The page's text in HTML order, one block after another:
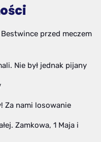
przed meczem
Nie był jednak pijany
Za nami losowanie
Zamkowa, 1 Maja i